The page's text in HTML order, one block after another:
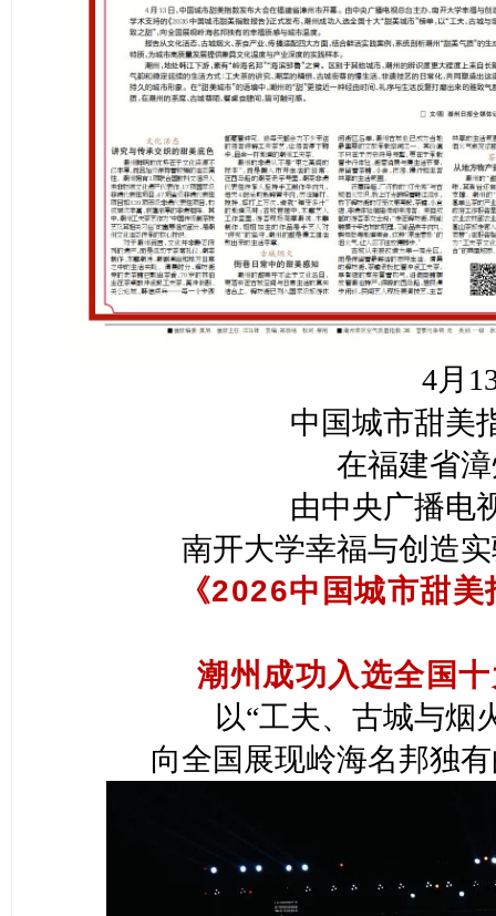
4月
中国城市甜美
在福建省
由中央广播电
南开大学幸福与创造
《2026中国城市甜
潮州成功入选全国
以“工夫、古城与烟
向全国展现岭海名邦独